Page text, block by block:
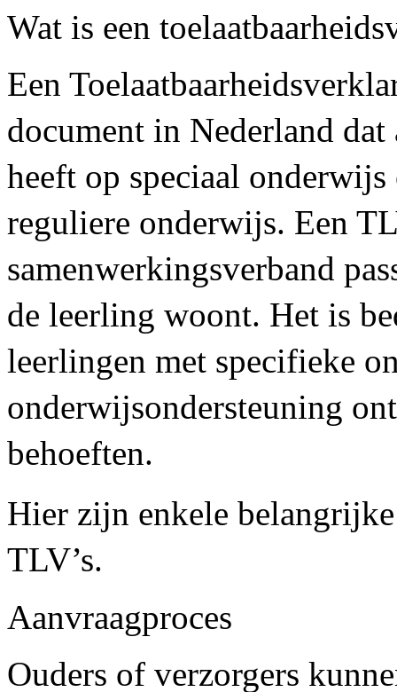
Wat is een
Een
document in Nederland
heeft op speciaal
reguliere onderwijs. Een
samenwerkingsverband
de leerling woont. Het is
leerlingen met specifieke
onderwijsondersteuning
behoeften.
Hier zijn enkele
TLV’s.
Aanvraagproces
Ouders of verzorgers